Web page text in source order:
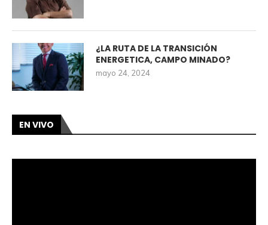
¿LA RUTA DE LA TRANSICIÓN
ENERGETICA, CAMPO MINADO?
mayo 24, 2024
EN VIVO